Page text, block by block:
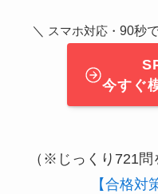
＼ スマホ対応・ 90秒
今すぐ
（※じっくり721
【合格対